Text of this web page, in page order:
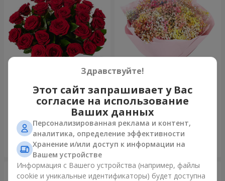
Букет "В День рождения, с
любовью!"
Заказать
Букет "Радуга эмоций"
1 888 грн
Заказать
Здравствуйте!
Этот сайт запрашивает у Вас
согласие на использование
Ваших данных
Персонализированная реклама и контент,
аналитика, определение эффективности
Хранение и/или доступ к информации на
Вашем устройстве
Информация с Вашего устройства (например, файлы
cookie и уникальные идентификаторы) будет доступна